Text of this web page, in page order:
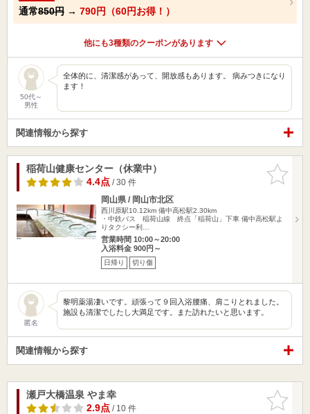
通常850円 → 790円（60円お得！）
他にも3種類のクーポンがあります
50代～
男性
全体的に、清潔感があって、開放感もあります。 病みつきになり
ます！
関連情報から探す
お気に入
りに追加
稲荷山健康センター（休業中）
4.4点/ 30 件
岡山県 / 岡山市北区
西川原駅10.12km 備中高松駅2.30km
・中鉄バス 稲荷山線 終点「稲荷山」下車 備中高松駅よ
りタクシー利…
営業時間 10:00～20:00
入浴料金 900円～
日帰り 切り傷
匿名
黎明薬湯凄いです。頑張って９回入浴腰痛、肩こりとれました。
施設も清潔でしたし大満足です。また訪れたいと思います。
関連情報から探す
お気に入
りに追加
瀬戸大橋温泉 やま幸
2.9点/ 10 件